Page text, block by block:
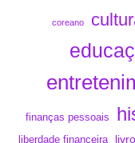
coreano
finanças pessoais
liberdade financeira